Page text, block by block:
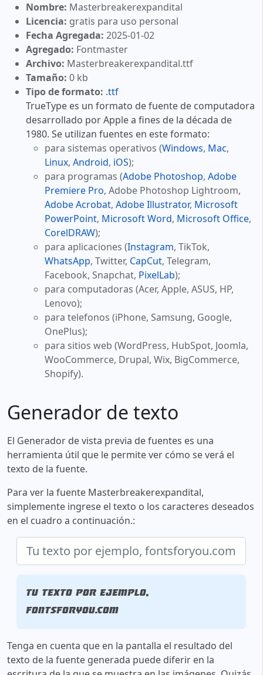
Nombre: Masterbreakerexpandital
Licencia: gratis para uso personal
Fecha Agregada: 2025-01-02
Agregado: Fontmaster
Archivo: Masterbreakerexpandital.ttf
Tamaño: 0 kb
Tipo de formato: .ttf
TrueType es un formato de fuente de computadora
desarrollado por Apple a fines de la década de
1980. Se utilizan fuentes en este formato:
para sistemas operativos (Windows, Mac,
Linux, Android, iOS);
para programas (Adobe Photoshop, Adobe
Premiere Pro, Adobe Photoshop Lightroom,
Adobe Acrobat, Adobe Illustrator, Microsoft
PowerPoint, Microsoft Word, Microsoft Office,
CorelDRAW);
para aplicaciones (Instagram, TikTok,
WhatsApp, Twitter, CapCut, Telegram,
Facebook, Snapchat, PixelLab);
para computadoras (Acer, Apple, ASUS, HP,
Lenovo);
para telefonos (iPhone, Samsung, Google,
OnePlus);
para sitios web (WordPress, HubSpot, Joomla,
WooCommerce, Drupal, Wix, BigCommerce,
Shopify).
Generador de texto
El Generador de vista previa de fuentes es una
herramienta útil que le permite ver cómo se verá el
texto de la fuente.
Para ver la fuente Masterbreakerexpandital,
simplemente ingrese el texto o los caracteres deseados
en el cuadro a continuación.:
Tu texto por ejemplo,
fontsforyou.com
Tenga en cuenta que en la pantalla el resultado del
texto de la fuente generada puede diferir en la